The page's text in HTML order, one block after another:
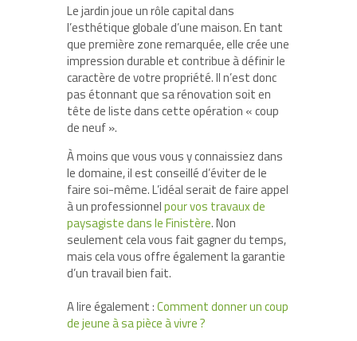
Le jardin joue un rôle capital dans
l’esthétique globale d’une maison. En tant
que première zone remarquée, elle crée une
impression durable et contribue à définir le
caractère de votre propriété. Il n’est donc
pas étonnant que sa rénovation soit en
tête de liste dans cette opération « coup
de neuf ».
À moins que vous vous y connaissiez dans
le domaine, il est conseillé d’éviter de le
faire soi-même. L’idéal serait de faire appel
à un professionnelpour vos travaux de
paysagiste dans le Finistère. Non
seulement cela vous fait gagner du temps,
mais cela vous offre également la garantie
d’un travail bien fait.
A lire également :Comment donner un coup
de jeune à sa pièce à vivre ?